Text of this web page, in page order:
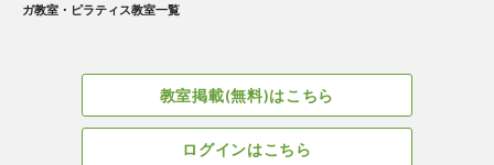
ガ教室・ピラティス教室一覧
教室掲載(無料)はこちら
ログインはこちら